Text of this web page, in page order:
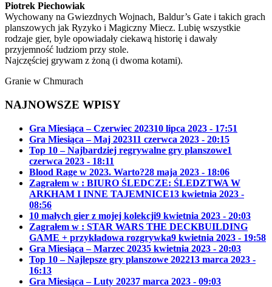
Piotrek Piechowiak
Wychowany na Gwiezdnych Wojnach, Baldur’s Gate i takich grach
planszowych jak Ryzyko i Magiczny Miecz. Lubię wszystkie
rodzaje gier, byle opowiadały ciekawą historię i dawały
przyjemność ludziom przy stole.
Najczęściej grywam z żoną (i dwoma kotami).
Granie w Chmurach
NAJNOWSZE WPISY
Gra Miesiąca – Czerwiec 202310 lipca 2023 - 17:51
Gra Miesiąca – Maj 202311 czerwca 2023 - 20:15
Top 10 – Najbardziej regrywalne gry planszowe1
czerwca 2023 - 18:11
Blood Rage w 2023. Warto?28 maja 2023 - 18:06
Zagrałem w : BIURO ŚLEDCZE: ŚLEDZTWA W
ARKHAM I INNE TAJEMNICE13 kwietnia 2023 -
08:56
10 małych gier z mojej kolekcji9 kwietnia 2023 - 20:03
Zagrałem w : STAR WARS THE DECKBUILDING
GAME + przykładowa rozgrywka9 kwietnia 2023 - 19:58
Gra Miesiąca – Marzec 20235 kwietnia 2023 - 20:03
Top 10 – Najlepsze gry planszowe 202213 marca 2023 -
16:13
Gra Miesiąca – Luty 20237 marca 2023 - 09:03